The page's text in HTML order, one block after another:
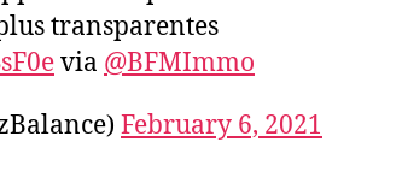
transparentes
via @BFMImmo
February 6, 2021